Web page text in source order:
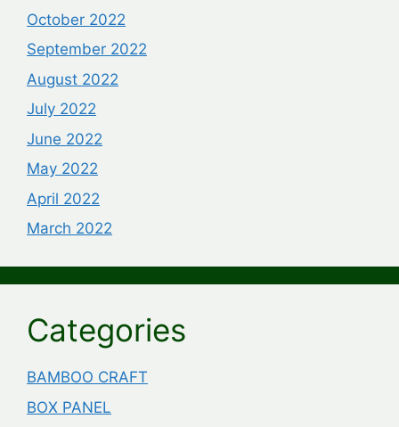
October 2022
September 2022
August 2022
July 2022
June 2022
May 2022
April 2022
March 2022
Categories
BAMBOO CRAFT
BOX PANEL